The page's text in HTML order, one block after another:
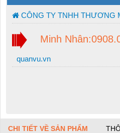
CÔNG TY TNHH THƯƠNG
Minh
quanvu.vn
CHI TIẾT VỀ SẢN PHẨM